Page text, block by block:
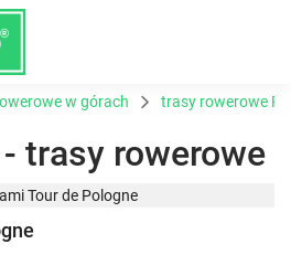
w górach trasy rowerowe
trasy rowerowe